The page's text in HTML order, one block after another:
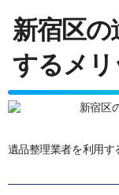
新宿区の
するメリ
遺品整理業者を利用す